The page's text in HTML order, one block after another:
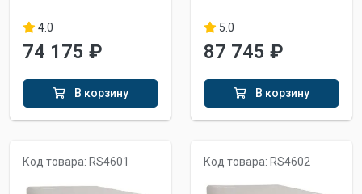
4.0
74 175 ₽
В корзину
5.0
87 745 ₽
В корзину
Код товара: RS4601 Код товара: RS4602